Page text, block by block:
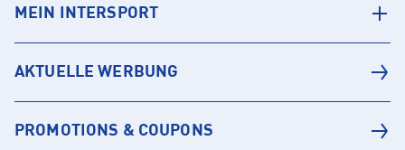
MEIN INTERSPORT
AKTUELLE WERBUNG
PROMOTIONS & COUPONS